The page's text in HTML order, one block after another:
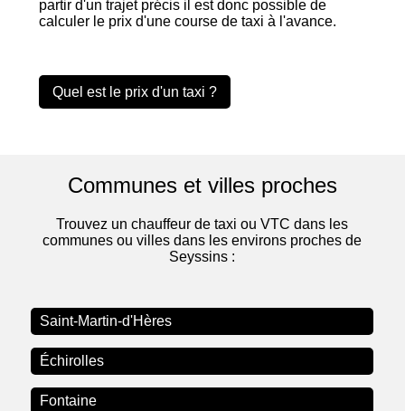
partir d'un trajet précis il est donc possible de
calculer le prix d'une course de taxi à l'avance.
Quel est le prix d'un taxi ?
Communes et villes proches
Trouvez un chauffeur de taxi ou VTC dans les
communes ou villes dans les environs proches de
Seyssins :
Saint-Martin-d'Hères
Échirolles
Fontaine